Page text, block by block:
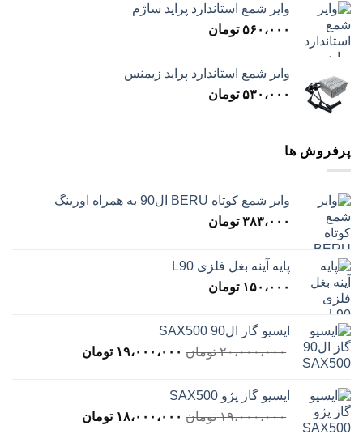
وایر شمع استاندارد پراید ساژم
۵۶۰،۰۰۰ تومان
وایر شمع استاندارد پراید زیمنس
۵۳۰،۰۰۰ تومان
پرفروش ها
وایر شمع کوتاه BERU ال90 به همراه اورینگ
۳۸۳،۰۰۰ تومان
پایه آینه بغل فلزی L90
۱۵۰،۰۰۰ تومان
ایسیو گاز ال90 SAX500
۲۰،۰۰۰،۰۰۰ تومان قیمت
بود.
۱۹،۰۰۰،۰۰۰ تومانقیمت
ایسیو گاز پژو SAX500
۱۹،۰۰۰،۰۰۰ تومان قیمت
۱۸،۰۰۰،۰۰۰ تومانقیمت